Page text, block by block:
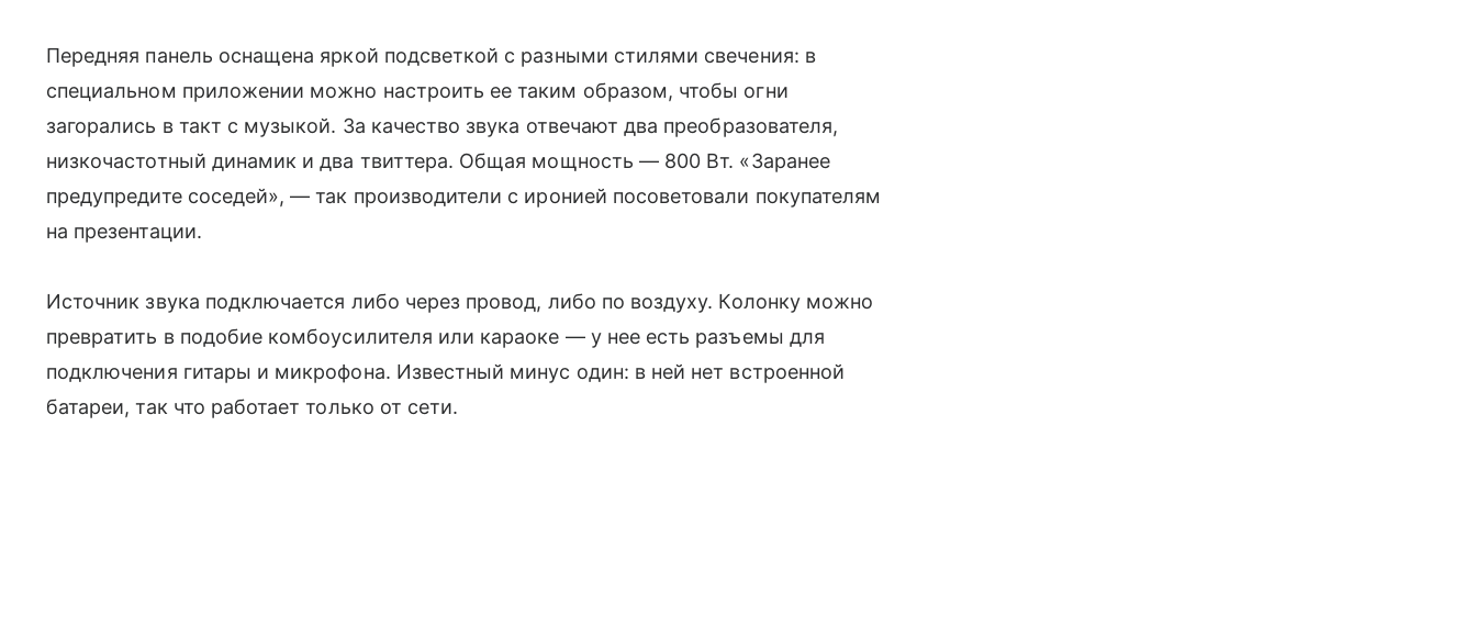
Передняя панель оснащена яркой подсветкой с разными стилями свечения: в
специальном приложении можно настроить ее таким образом, чтобы огни
загорались в такт с музыкой. За качество звука отвечают два преобразователя,
низкочастотный динамик и два твиттера. Общая мощность — 800 Вт. «Заранее
предупредите соседей», — так производители с иронией посоветовали покупателям
на презентации.
Источник звука подключается либо через провод, либо по воздуху. Колонку можно
превратить в подобие комбоусилителя или караоке — у нее есть разъемы для
подключения гитары и микрофона. Известный минус один: в ней нет встроенной
батареи, так что работает только от сети.